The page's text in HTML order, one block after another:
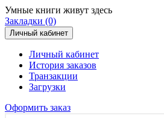
Умные книги живут здесь
Закладки (0)
Личный кабинет
Личный кабинет
История заказов
Транзакции
Загрузки
Оформить заказ